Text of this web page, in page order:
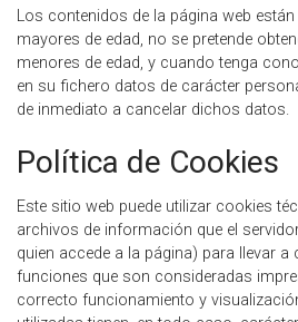
Los contenidos de la página web
mayores de edad, no se pretende
menores de edad, y cuando tenga
en su fichero datos de carácter
de inmediato a cancelar dichos datos.
Política de Cookies
Este sitio web puede utilizar cookies
archivos de información que el
quien accede a la página) para llevar a
funciones que son consideradas
correcto funcionamiento y